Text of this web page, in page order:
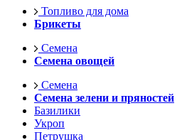
Топливо для дома
Брикеты
Семена
Семена овощей
Семена
Семена зелени и пряностей
Базилики
Укроп
Петрушка